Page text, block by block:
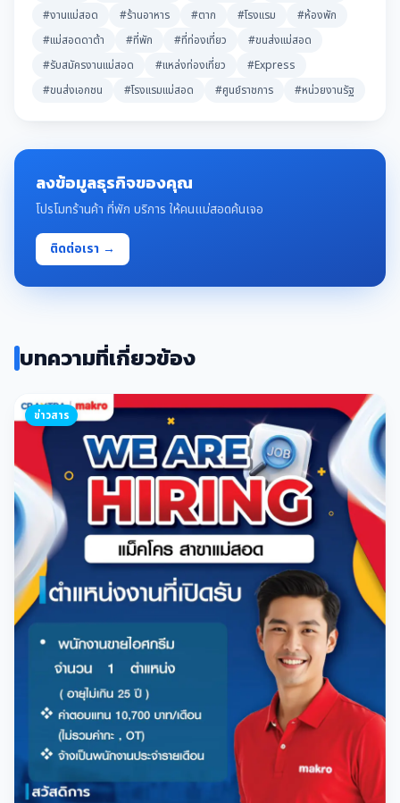
#งานแม่สอด
#ร้านอาหาร #ตาก #โรงแรม
#ห้องพัก
#แม่สอดดาต้า
#ที่พัก #ที่ท่องเที่ยว
#ขนส่งแม่สอด
#รับสมัครงานแม่สอด
#แหล่งท่องเที่ยว
#Express
#ขนส่งเอกชน
#โรงแรมแม่สอด #ศูนย์ราชการ #หน่วยงานรัฐ
ลงข้อมูลธุรกิจของคุณ
โปรโมทร้านค้า ที่พัก บริการ ให้คนแม่สอดค้นเจอ
ติดต่อเรา →
บทความที่เกี่ยวข้อง
ข่าวสาร